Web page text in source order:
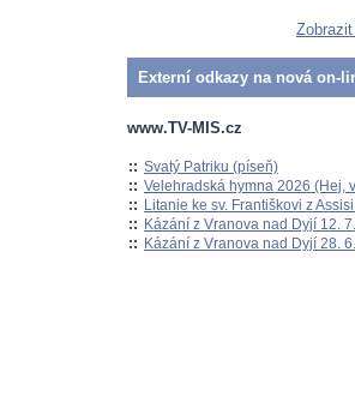
Externí odkazy na nová on-
www.TV-MIS.cz
:: Svatý Patriku (píseň)
:: Velehradská hymna 2026 (Hej,
:: Litanie ke sv. Františkovi z
:: Kázání z Vranova nad Dyjí 12.
:: Kázání z Vranova nad Dyjí 28.